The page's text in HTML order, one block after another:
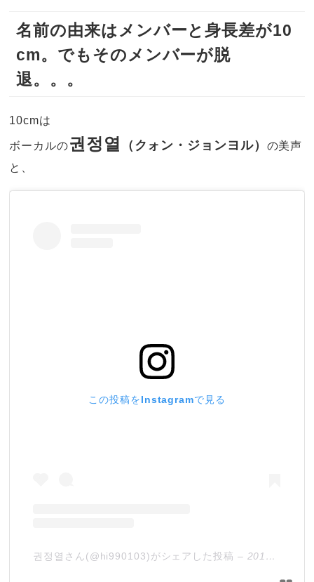
名前の由来はメンバーと身長差が10
cm。でもそのメンバーが脱
退。。。
10cmは
ボーカルの권정열 （クォン・ジョンヨル）
の美声
と、
この投稿をInstagramで見る
권정열さん(@hi990103)がシェアした投稿 – 2019年 8月月5日午前2時00分PDT